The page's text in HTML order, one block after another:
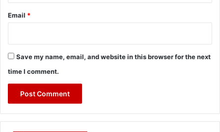
Email *
Save my name, email, and website in this browser for the next
time I comment.